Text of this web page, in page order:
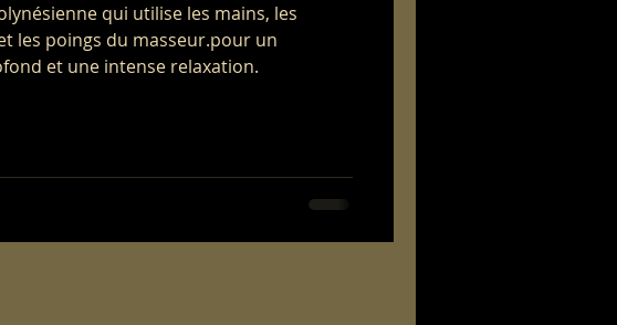
qui utilise les mains, les
les poings du masseur.pour un
et une intense relaxation.